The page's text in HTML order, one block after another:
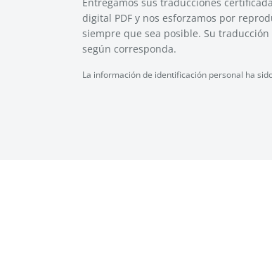
digital PDF y nos esforzamos por
siempre que sea posible. Su
según corresponda.
La información de identificación personal ha